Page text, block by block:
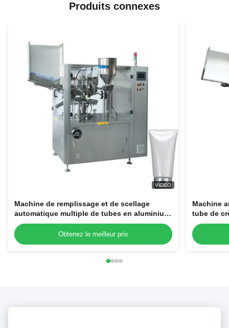
Produits connexes
VIDEO
Machine de remplissage et de scellage
automatique multiple de tubes en aluminium
laminé en plastique, haute stabilité, à vendre
Obtenez le meilleur prix
Machine
tube de